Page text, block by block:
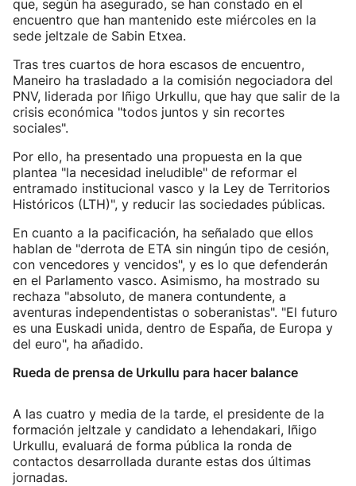
que, según ha asegurado, se han constado en el
encuentro que han mantenido este miércoles en la
sede jeltzale de Sabin Etxea.
Tras tres cuartos de hora escasos de encuentro,
Maneiro ha trasladado a la comisión negociadora del
PNV, liderada por Iñigo Urkullu, que hay que salir de la
crisis económica "todos juntos y sin recortes
sociales".
Por ello, ha presentado una propuesta en la que
plantea "la necesidad ineludible" de reformar el
entramado institucional vasco y la Ley de Territorios
Históricos (LTH)", y reducir las sociedades públicas.
En cuanto a la pacificación, ha señalado que ellos
hablan de "derrota de ETA sin ningún tipo de cesión,
con vencedores y vencidos", y es lo que defenderán
en el Parlamento vasco. Asimismo, ha mostrado su
rechaza "absoluto, de manera contundente, a
aventuras independentistas o soberanistas". "El futuro
es una Euskadi unida, dentro de España, de Europa y
del euro", ha añadido.
Rueda de prensa de Urkullu para hacer balance
A las cuatro y media de la tarde, el presidente de la
formación jeltzale y candidato a lehendakari, Iñigo
Urkullu, evaluará de forma pública la ronda de
contactos desarrollada durante estas dos últimas
jornadas.